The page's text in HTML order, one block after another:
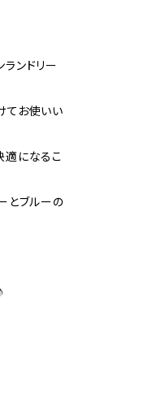
ンドリー
てお使いい
適になるこ
とブルーの